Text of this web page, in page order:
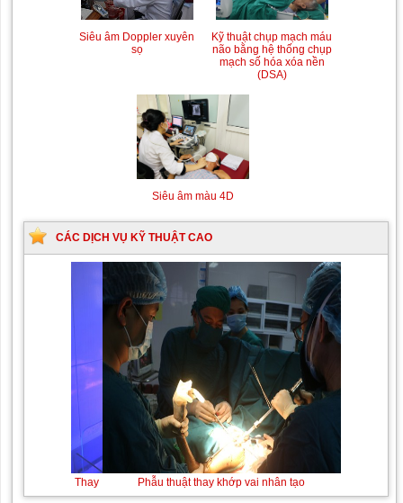
Siêu âm Doppler xuyên
sọ
Kỹ thuật chụp mạch máu
não bằng hệ thống chụp
mạch số hóa xóa nền
(DSA)
Siêu âm màu 4D
CÁC DỊCH VỤ KỸ THUẬT CAO
Phẫu
thuật thay
Thay máu sơ sinh do bất đồng nhóm máu